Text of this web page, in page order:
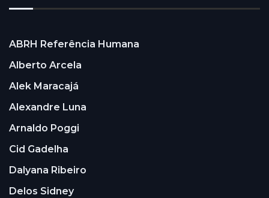
ABRH Referência Humana
Alberto Arcela
Alek Maracajá
Alexandre Luna
Arnaldo Poggi
Cid Gadelha
Dalyana Ribeiro
Delos Sidney